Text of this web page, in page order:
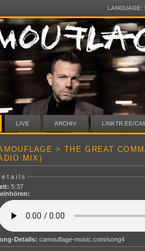
LANGUAGE:
LIVE ARCHIV LINKTR.EE/
> THE GREAT
MIX)
5:37
Details: camouflage-music.com/song4